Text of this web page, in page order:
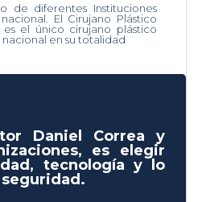
de diferentes Instituciones
El Cirujano Plástico
el único cirujano plástico
en su totalidad
Daniel Correa y
es elegir
tecnología y lo